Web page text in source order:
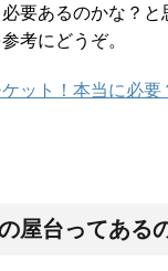
要あるのかな？と
考にどうぞ。
ット！本当に必
屋台ってある